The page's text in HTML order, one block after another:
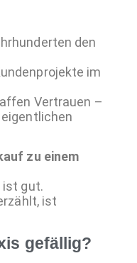
den
im
Vertrauen –
zu einem
ist gut.
ist
gefällig?